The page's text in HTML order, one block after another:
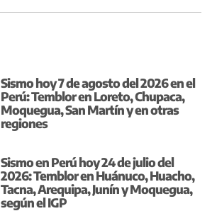
Sismo hoy 7 de agosto del 2026 en el
Perú: Temblor en Loreto, Chupaca,
Moquegua, San Martín y en otras
regiones
Sismo en Perú hoy 24 de julio del
2026: Temblor en Huánuco, Huacho,
Tacna, Arequipa, Junín y Moquegua,
según el IGP